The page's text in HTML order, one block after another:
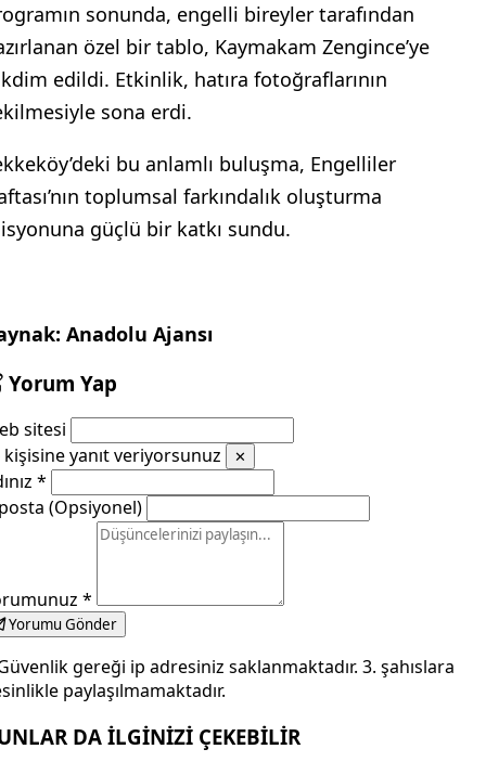
sonunda, engelli bireyler tarafından
özel bir tablo, Kaymakam Zengince’ye
edildi. Etkinlik, hatıra fotoğraflarının
sona erdi.
bu anlamlı buluşma, Engelliler
toplumsal farkındalık oluşturma
güçlü bir katkı sundu.
Anadolu Ajansı
Yorum Yap
sitesi
kişisine yanıt veriyorsunuz
✕
*
(Opsiyonel)
*
Yorumu Gönder
gereği ip adresiniz saklanmaktadır. 3. şahıslara
paylaşılmamaktadır.
DA İLGİNİZİ ÇEKEBİLİR